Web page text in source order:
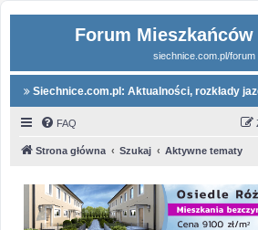
Forum
siechnice.com.pl/forum
Siechnice.com.pl: Aktualności, rozkłady
FAQ
Strona główna Szukaj Aktywne tematy